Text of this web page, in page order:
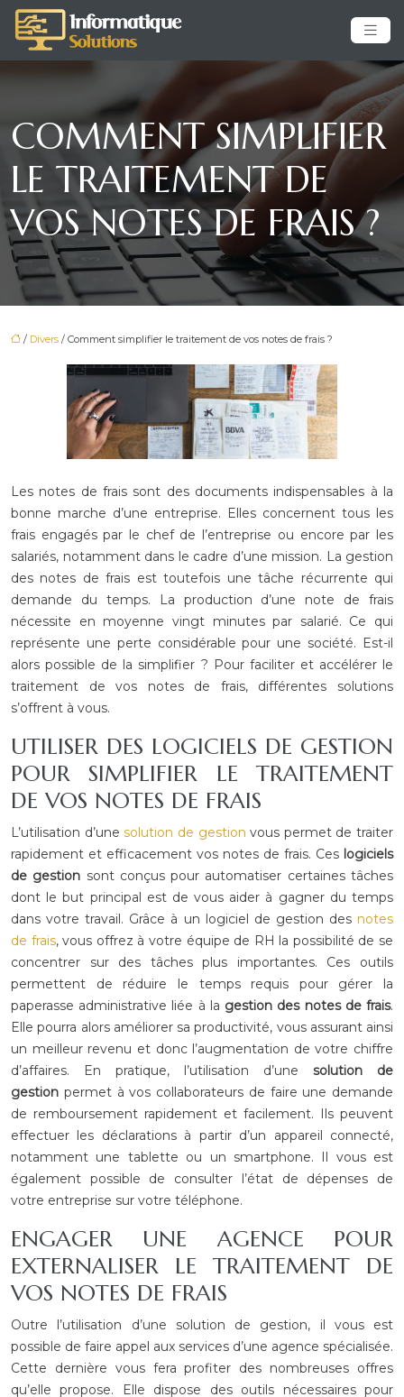
COMMENT SIMPLIFIER
LE TRAITEMENT DE
VOS NOTES DE FRAIS ?
/ Divers / Comment simplifier le traitement de vos notes de frais ?
Les notes de frais sont des documents indispensables à la
bonne marche d’une entreprise. Elles concernent tous les
frais engagés par le chef de l’entreprise ou encore par les
salariés, notamment dans le cadre d’une mission. La gestion
des notes de frais est toutefois une tâche récurrente qui
demande du temps. La production d’une note de frais
nécessite en moyenne vingt minutes par salarié. Ce qui
représente une perte considérable pour une société. Est-il
alors possible de la simplifier ? Pour faciliter et accélérer le
traitement de vos notes de frais, différentes solutions
s’offrent à vous.
UTILISER DES LOGICIELS DE GESTION
POUR SIMPLIFIER LE TRAITEMENT
DE VOS NOTES DE FRAIS
L’utilisation d’unesolution de gestion vous permet de traiter
rapidement et efficacement vos notes de frais. Ces logiciels
de gestion sont conçus pour automatiser certaines tâches
dont le but principal est de vous aider à gagner du temps
dans votre travail. Grâce à un logiciel de gestion des notes
de frais, vous offrez à votre équipe de RH la possibilité de se
concentrer sur des tâches plus importantes. Ces outils
permettent de réduire le temps requis pour gérer la
paperasse administrative liée à la gestion des notes de frais.
Elle pourra alors améliorer sa productivité, vous assurant ainsi
un meilleur revenu et donc l’augmentation de votre chiffre
d’affaires. En pratique, l’utilisation d’une solution de
gestion permet à vos collaborateurs de faire une demande
de remboursement rapidement et facilement. Ils peuvent
effectuer les déclarations à partir d’un appareil connecté,
notamment une tablette ou un smartphone. Il vous est
également possible de consulter l’état de dépenses de
votre entreprise sur votre téléphone.
ENGAGER UNE AGENCE POUR
EXTERNALISER LE TRAITEMENT DE
VOS NOTES DE FRAIS
Outre l’utilisation d’une solution de gestion, il vous est
possible de faire appel aux services d’une agence spécialisée.
Cette dernière vous fera profiter des nombreuses offres
qu’elle propose. Elle dispose des outils nécessaires pour